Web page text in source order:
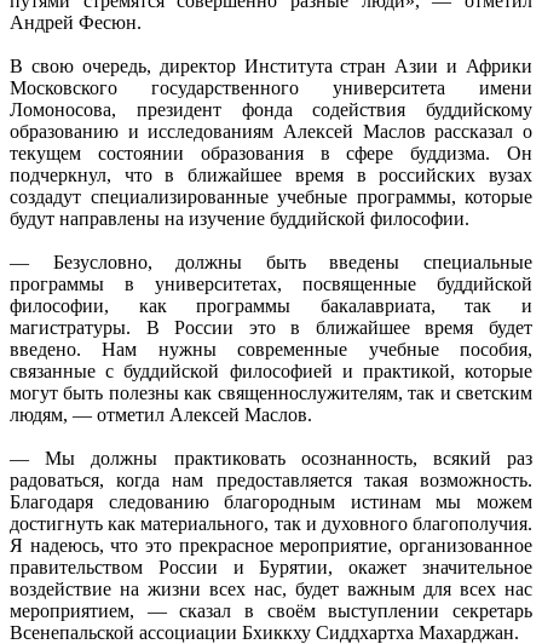
Андрей Фесюн.
В свою очередь, директор Института стран Азии и Африки
Московского государственного университета имени
Ломоносова, президент фонда содействия буддийскому
образованию и исследованиям Алексей Маслов рассказал о
текущем состоянии образования в сфере буддизма. Он
подчеркнул, что в ближайшее время в российских вузах
создадут специализированные учебные программы, которые
будут направлены на изучение буддийской философии.
— Безусловно, должны быть введены специальные
программы в университетах, посвященные буддийской
философии, как программы бакалавриата, так и
магистратуры. В России это в ближайшее время будет
введено. Нам нужны современные учебные пособия,
связанные с буддийской философией и практикой, которые
могут быть полезны как священнослужителям, так и светским
людям, — отметил Алексей Маслов.
— Мы должны практиковать осознанность, всякий раз
радоваться, когда нам предоставляется такая возможность.
Благодаря следованию благородным истинам мы можем
достигнуть как материального, так и духовного благополучия.
Я надеюсь, что это прекрасное мероприятие, организованное
правительством России и Бурятии, окажет значительное
воздействие на жизни всех нас, будет важным для всех нас
мероприятием, — сказал в своём выступлении секретарь
Всенепальской ассоциации Бхиккху Сиддхартха Махарджан.